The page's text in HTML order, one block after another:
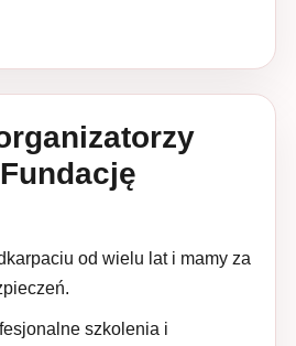
od wielu lat i mamy za
szkolenia i